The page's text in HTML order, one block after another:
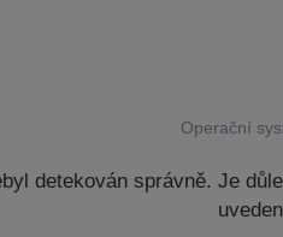
Operační
detekován správně. Je